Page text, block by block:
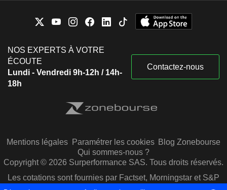
NOS EXPERTS À VOTRE
ÉCOUTE
Lundi - Vendredi 9h-12h / 14h-
18h
Contactez-nous
Mentions légales Paramétrer les cookies Blog Zonebourse
Qui sommes-nous ?
Copyright © 2026 Surperformance SAS. Tous droits réservés.
Les cotations sont fournies par Factset, Morningstar et S&P
Capital IQ